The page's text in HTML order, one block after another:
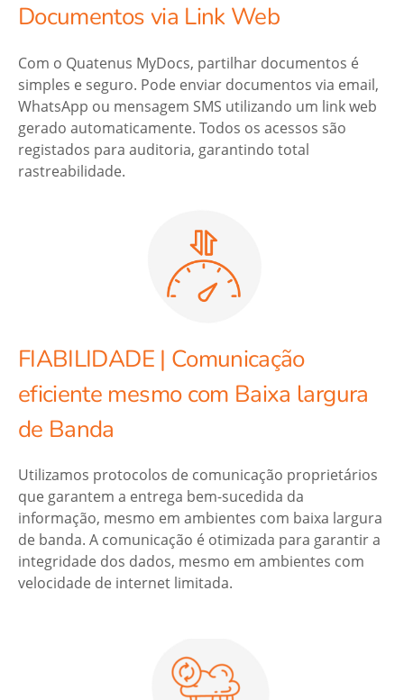
Documentos via Link Web
Com o Quatenus MyDocs, partilhar documentos é
simples e seguro. Pode enviar documentos via email,
WhatsApp ou mensagem SMS utilizando um link web
gerado automaticamente. Todos os acessos são
registados para auditoria, garantindo total
rastreabilidade.
FIABILIDADE | Comunicação
eficiente mesmo com Baixa largura
de Banda
Utilizamos protocolos de comunicação proprietários
que garantem a entrega bem-sucedida da
informação, mesmo em ambientes com baixa largura
de banda. A comunicação é otimizada para garantir a
integridade dos dados, mesmo em ambientes com
velocidade de internet limitada.